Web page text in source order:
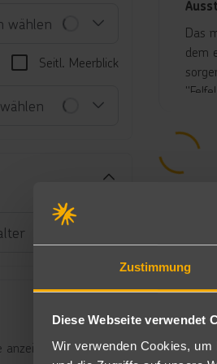
Zustimmung
Diese Webseite verwendet
Wir verwenden Cookies,
wählen
Seitl. Meerblick
anzeigen
Das
dem
In
Sie